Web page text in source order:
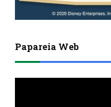
Papareia Web